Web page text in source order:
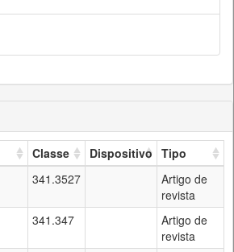
Classe Dispositivo Tipo
341.3527
Artigo de
revista
341.347
Artigo de
revista